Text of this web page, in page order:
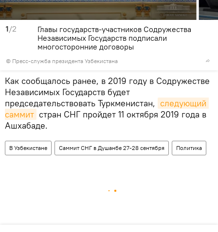
1/2
© Пресс-служба президента Узбекистана
Главы государств-участников Содружества
Независимых Государств подписали
многосторонние договоры
Как сообщалось ранее, в 2019 году в Содружестве
Независимых Государств будет
председательствовать Туркменистан, следующий
саммит стран СНГ пройдет 11 октября 2019 года в
Ашхабаде.
В Узбекистане Саммит СНГ в Душанбе 27-28 сентября Политика